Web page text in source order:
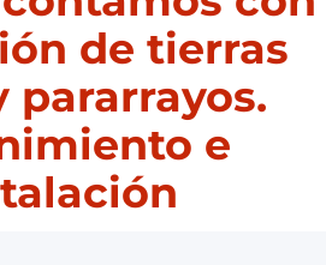
de tierras
pararrayos.
e